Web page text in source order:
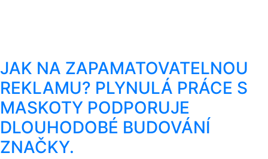
JAK NA ZAPAMATOVATELNOU
REKLAMU? PLYNULÁ PRÁCE S
MASKOTY PODPORUJE
DLOUHODOBÉ BUDOVÁNÍ
ZNAČKY.